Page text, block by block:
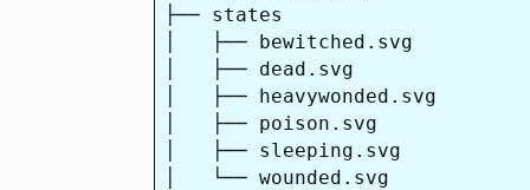
├── states
│   ├── bewitched.svg
│   ├── dead.svg
│   ├── heavywonded.svg
│   ├── poison.svg
│   ├── sleeping.svg
│   └── wounded.svg